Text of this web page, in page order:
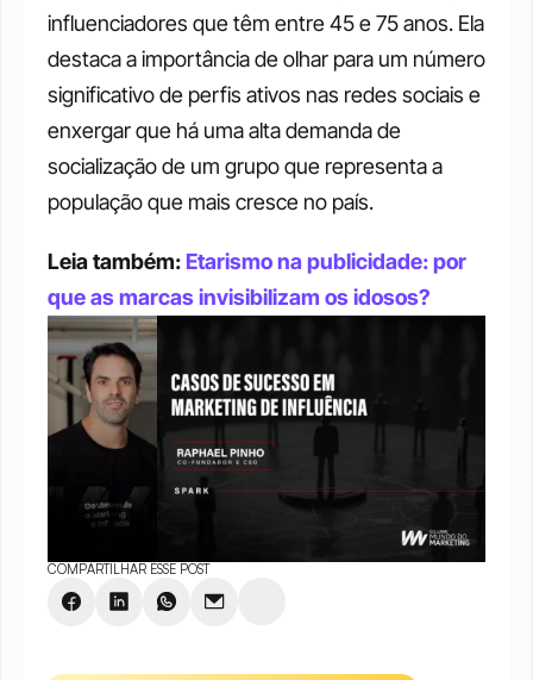
influenciadores que têm entre 45 e 75 anos. Ela
destaca a importância de olhar para um número
significativo de perfis ativos nas redes sociais e
enxergar que há uma alta demanda de
socialização de um grupo que representa a
população que mais cresce no país.
Leia também: Etarismo na publicidade: por
que as marcas invisibilizam os idosos?
COMPARTILHAR ESSE POST